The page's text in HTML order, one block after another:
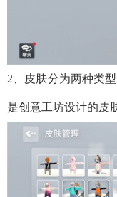
2、皮肤分为两种类
是创意工坊设计的皮